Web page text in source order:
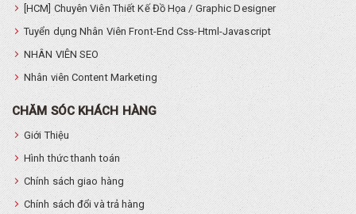
[HCM] Chuyên Viên Thiết Kế Đồ Họa / Graphic Designer
Tuyển dụng Nhân Viên Front-End Css-Html-Javascript
NHÂN VIÊN SEO
Nhân viên Content Marketing
CHĂM SÓC KHÁCH HÀNG
Giới Thiệu
Hình thức thanh toán
Chính sách giao hàng
Chính sách đổi và trả hàng